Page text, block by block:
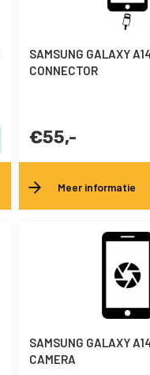
SAMSUNG GALAXY
CONNECTOR
€55,-
Meer informatie
SAMSUNG GALAXY
CAMERA